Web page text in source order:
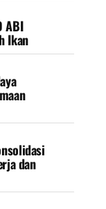
ABI
Ikan
dan